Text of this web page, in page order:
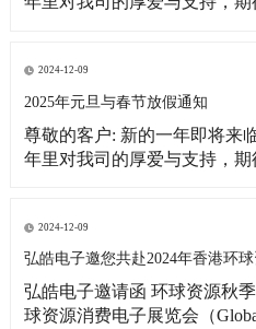
单需求，提前做好春节期间物
相关事宜通知如下: 1、元旦放
2024-12-09
2025年元旦与春节放假通知
尊敬的客户: 新的一年即将来
年里对我司的厚爱与支持，
求，提前做好春节期间物料准
事宜通知如下: 1、元旦放假时
2024-12-09
弘皓电子邀您共赴2024年香港环
弘皓电子邀请函 环球资源秋季
球资源消费电子展览会（